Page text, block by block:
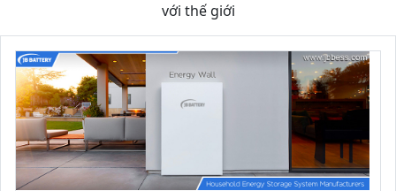
với thế giới